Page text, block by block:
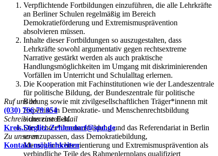
Verpflichtende Fortbildungen einzuführen, die alle Lehrkräfte
an Berliner Schulen regelmäßig im Bereich
Demokratieförderung und Extremismusprävention
absolvieren müssen.
Inhalte dieser Fortbildungen so auszugestalten, dass
Lehrkräfte sowohl argumentativ gegen rechtsextreme
Narrative gestärkt werden als auch praktische
Handlungsmöglichkeiten im Umgang mit diskriminierenden
Vorfällen im Unterricht und Schulalltag erlernen.
Die Kooperation mit Fachinstitutionen wie der Landeszentrale
für politische Bildung, der Bundeszentrale für politische
Bildung sowie mit zivilgesellschaftlichen Träger*innenn mit
Expertise in Demokratie- und Menschenrechtsbildung
sicherzustellen.
Die Lehrer*innenausbildung und das Referendariat in Berlin
so anzupassen, dass Demokratiebildung,
Menschenrechtsorientierung und Extremismusprävention als
verbindliche Teile des Rahmenlernplans qualifiziert
Ruf uns an
(030) 766 79 854
Schreib uns eine E-Mail
Kreis.Steglitz-Zehlendorf@spd.de
Zu unseren
Kontakt-möglichkeiten